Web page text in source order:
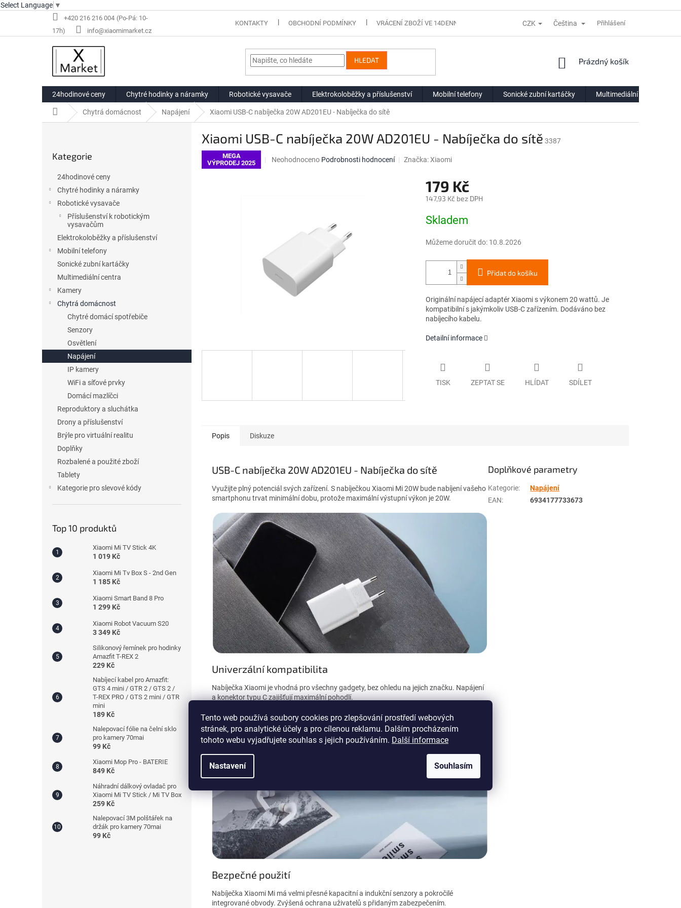
Select Language ▼
Tento web používá soubory cookies pro zlepšování prostředí webových
stránek, pro analytické účely a pro cílenou reklamu. Dalším procházením
tohoto webu vyjadřujete souhlas s jejich používáním. Další informace
Nastavení Souhlasím
+420 216 216 004
info@xiaomimarket.cz
KONTAKTY OBCHODNÍ PODMÍNKY VRÁCENÍ ZBOŽÍ VE 14DENNÍ LHŮTĚ REKLAMACE DODACÍ PODMÍNKY
CZK Čeština Přihlášení
HLEDAT
NÁKUPNÍ
Prázdný košík
24hodinové ceny Chytré hodinky a náramky Robotické vysavače Elektrokoloběžky a příslušenství Mobilní telefony Sonické zubní kartáčky Multimediální centra
Domů Chytrá domácnost Napájení Xiaomi USB-C nabíječka 20W AD201EU - Nabíječka do sítě
kategorie
Kategorie
24hodinové ceny
Chytré hodinky a náramky
Robotické vysavače
Příslušenství k robotickým
vysavačům
Elektrokoloběžky a příslušenství
Mobilní telefony
Sonické zubní kartáčky
Multimediální centra
Kamery
Chytrá domácnost
Chytré domácí spotřebiče
Senzory
Osvětlení
Napájení
IP kamery
WiFi a síťové prvky
Domácí mazlíčci
Reproduktory a sluchátka
Drony a příslušenství
Brýle pro virtuální realitu
Doplňky
Rozbalené a použité zboží
Tablety
Kategorie pro slevové kódy
Top 10 produktů
Xiaomi Mi TV Stick 4K
1 019 Kč
Xiaomi Mi Tv Box S - 2nd Gen
1 185 Kč
Xiaomi Smart Band 8 Pro
1 299 Kč
Xiaomi Robot Vacuum S20
3 349 Kč
Silikonový řemínek pro hodinky
Amazfit T-REX 2
229 Kč
Nabíjecí kabel pro Amazfit:
GTS 4 mini / GTR 2 / GTS 2 /
T-REX PRO / GTS 2 mini / GTR
mini
189 Kč
Nalepovací fólie na čelní sklo
pro kamery 70mai
99 Kč
Xiaomi Mop Pro - BATERIE
849 Kč
Náhradní dálkový ovladač pro
Xiaomi Mi TV Stick / Mi TV Box
259 Kč
Nalepovací 3M polštářek na
držák pro kamery 70mai
99 Kč
Xiaomi USB-C nabíječka 20W AD201EU - Nabíječka do sítě 3387
MEGA
VÝPRODEJ 2025
Průměrné
Neohodnoceno Podrobnosti hodnocení Značka:Xiaomi
179 Kč
147,93 Kč bez DPH
cena:
Skladem
Můžeme doručit do: 10.8.2026
Přidat do košíku
Originální napájecí adaptér Xiaomi s výkonem 20 wattů. Je
kompatibilní s jakýmkoliv USB-C zařízením. Dodáváno bez
nabíjecího kabelu.
Detailní informace
TISK ZEPTAT SE HLÍDAT SDÍLET
Popis Diskuze
USB-C nabíječka 20W AD201EU - Nabíječka do sítě
Využijte plný potenciál svých zařízení. S nabíječkou Xiaomi Mi 20W bude nabíjení vašeho
smartphonu trvat minimální dobu, protože maximální výstupní výkon je 20W.
Univerzální kompatibilita
Nabíječka Xiaomi je vhodná pro všechny gadgety, bez ohledu na jejich značku. Napájení
a konektor typu C zajišťují maximální pohodlí.
Bezpečné použití
Nabíječka Xiaomi Mi má velmi přesné kapacitní a indukční senzory a pokročilé
integrované obvody. Zvýšená ochrana uživatelů s přidaným zabezpečením.
Doplňkové parametry
Kategorie:
Napájení
EAN: 6934177733673